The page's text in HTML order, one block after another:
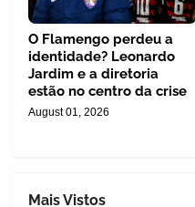
O Flamengo perdeu a
identidade? Leonardo
Jardim e a diretoria
estão no centro da crise
August 01, 2026
Mais Vistos